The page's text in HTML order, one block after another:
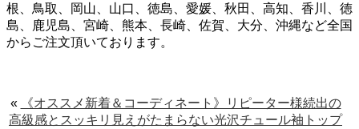
根、鳥取、岡山、山口、徳島、愛媛、秋田、高知、香川、徳
島、鹿児島、宮崎、熊本、長崎、佐賀、大分、沖縄など全国
からご注文頂いております。
«
《オススメ新着＆コーディネート》リピーター様続出の
高級感とスッキリ見えがたまらない光沢チュール袖トップ